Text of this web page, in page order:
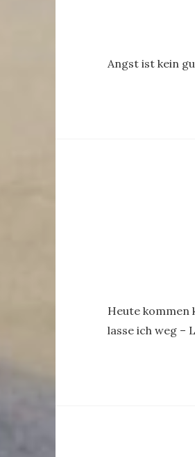
Angst ist kein
Heute kommen
lasse ich weg –